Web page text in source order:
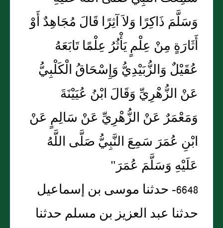
وَسَلَّمَ ذَاكِرًا وَلاَ آثِرًا قَالَ مُجَاهِدٌ أَوْ
أَثَارَةٍ مِنْ عِلْمٍ يَأْثُرُ عِلْمًا تَابَعَهُ
عُقَيْلٌ وَالزُّبَيْدِيُّ وَإِسْحَاقُ الْكَلْبِيُّ
عَنْ الزُّهْرِيِّ وَقَالَ ابْنُ عُيَيْنَةَ
وَمَعْمَرٌ عَنْ الزُّهْرِيِّ عَنْ سَالِمٍ عَنْ
ابْنِ عُمَرَ سَمِعَ النَّبِيُّ صَلَّى اللَّهُ
عَلَيْهِ وَسَلَّمَ عُمَرَ"
6648- حدثنا موسى بن إسماعيل
حدثنا عبد العزيز بن مسلم حدثنا